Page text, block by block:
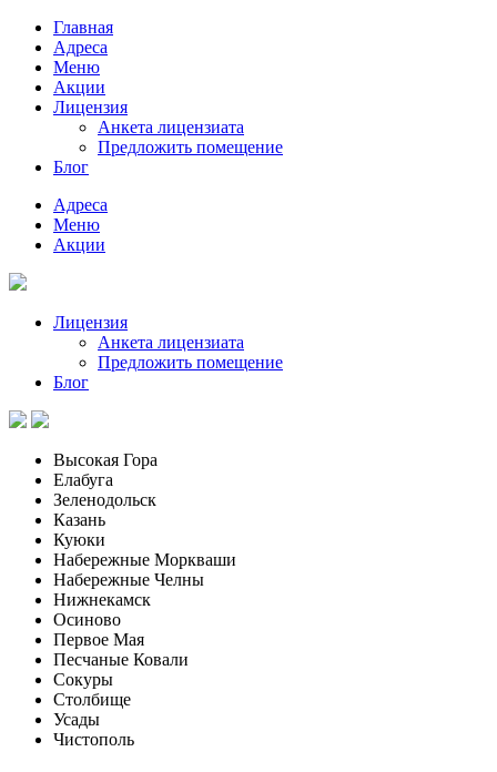
Главная
Адреса
Меню
Акции
Лицензия
Анкета лицензиата
Предложить помещение
Блог
Адреса
Меню
Акции
Лицензия
Анкета лицензиата
Предложить помещение
Блог
Высокая Гора
Елабуга
Зеленодольск
Казань
Куюки
Набережные Моркваши
Набережные Челны
Нижнекамск
Осиново
Первое Мая
Песчаные Ковали
Сокуры
Столбище
Усады
Чистополь